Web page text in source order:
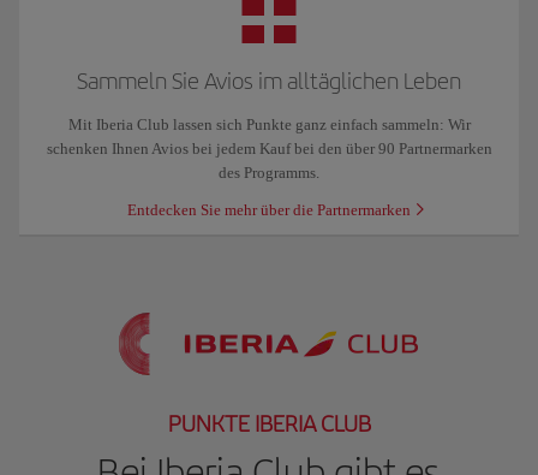
Sammeln Sie Avios im alltäglichen Leben
Mit Iberia Club lassen sich Punkte ganz einfach sammeln: Wir
schenken Ihnen Avios bei jedem Kauf bei den über 90 Partnermarken
des Programms.
Entdecken Sie mehr über die Partnermarken
PUNKTE IBERIA CLUB